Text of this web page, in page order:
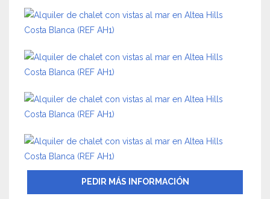
PEDIR MÁS INFORMACIÓN